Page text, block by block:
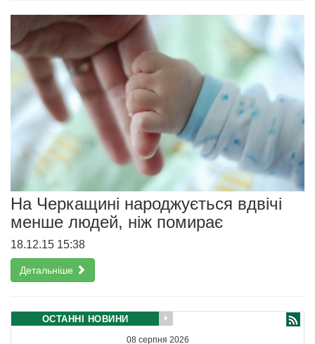
На Черкащині народжується вдвічі
менше людей, ніж помирає
18.12.15 15:38
Детальніше
ОСТАННІ НОВИНИ
08 серпня 2026